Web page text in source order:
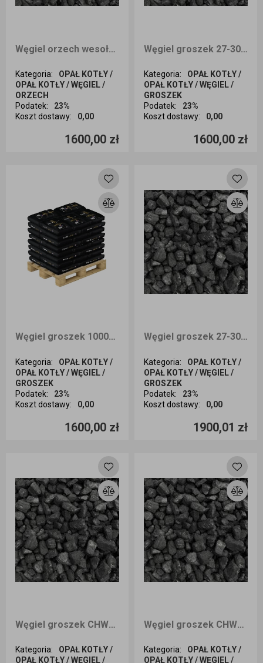
Węgiel orzech wesoła 1000kg workowany 25kg dostawa Śląsk
Kategoria:
OPAŁ KOTŁY /
OPAŁ KOTŁY / WĘGIEL /
ORZECH
Podatek:
23%
Koszt dostawy: 0,00
1600,00 zł
Ilość sztuk
Węgiel groszek 27-30 MJ/KG wesoła PLUS 1000kg workowany 25kg dostawa Śląsk
Kategoria:
OPAŁ KOTŁY /
OPAŁ KOTŁY / WĘGIEL /
GROSZEK
Podatek:
23%
Koszt dostawy: 0,00
1600,00 zł
Ilość sztuk
Węgiel groszek 1000KG EXTRA PREMIUM + z Kolumbii dostawa Śląsk
Kategoria:
OPAŁ KOTŁY /
OPAŁ KOTŁY / WĘGIEL /
GROSZEK
Podatek:
23%
Koszt dostawy: 0,00
1600,00 zł
Ilość sztuk
Węgiel groszek 27-30 MJ/KG wesoła PLUS 1000kg workowany 25kg CAŁA POLSKA
Kategoria:
OPAŁ KOTŁY /
OPAŁ KOTŁY / WĘGIEL /
GROSZEK
Podatek:
23%
Koszt dostawy: 0,00
1900,01 zł
Ilość sztuk
Węgiel groszek CHWAŁOWICE PLUS 29 1000kg workowany 25kg CAŁA POLSKA
Kategoria:
OPAŁ KOTŁY /
OPAŁ KOTŁY / WĘGIEL /
Węgiel groszek CHWAŁOWICE PLUS 29 1000kg workowany 25kg DOSTAWA ŚLĄSK
Kategoria:
OPAŁ KOTŁY /
OPAŁ KOTŁY / WĘGIEL /